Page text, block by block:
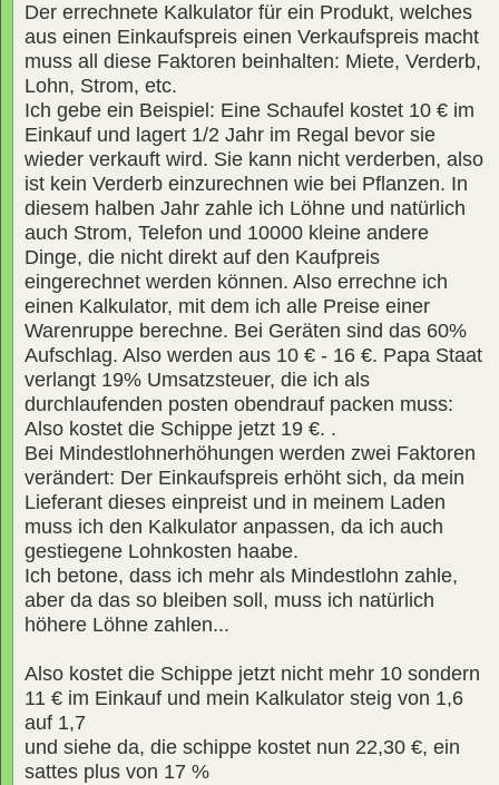
Der errechnete Kalkulator für ein Produkt, welches
aus einen Einkaufspreis einen Verkaufspreis macht
muss all diese Faktoren beinhalten: Miete, Verderb,
Lohn, Strom, etc.
Ich gebe ein Beispiel: Eine Schaufel kostet 10 € im
Einkauf und lagert 1/2 Jahr im Regal bevor sie
wieder verkauft wird. Sie kann nicht verderben, also
ist kein Verderb einzurechnen wie bei Pflanzen. In
diesem halben Jahr zahle ich Löhne und natürlich
auch Strom, Telefon und 10000 kleine andere
Dinge, die nicht direkt auf den Kaufpreis
eingerechnet werden können. Also errechne ich
einen Kalkulator, mit dem ich alle Preise einer
Warenruppe berechne. Bei Geräten sind das 60%
Aufschlag. Also werden aus 10 € - 16 €. Papa Staat
verlangt 19% Umsatzsteuer, die ich als
durchlaufenden posten obendrauf packen muss:
Also kostet die Schippe jetzt 19 €. .
Bei Mindestlohnerhöhungen werden zwei Faktoren
verändert: Der Einkaufspreis erhöht sich, da mein
Lieferant dieses einpreist und in meinem Laden
muss ich den Kalkulator anpassen, da ich auch
gestiegene Lohnkosten haabe.
Ich betone, dass ich mehr als Mindestlohn zahle,
aber da das so bleiben soll, muss ich natürlich
höhere Löhne zahlen...
Also kostet die Schippe jetzt nicht mehr 10 sondern
11 € im Einkauf und mein Kalkulator steig von 1,6
auf 1,7
und siehe da, die schippe kostet nun 22,30 €, ein
sattes plus von 17 %